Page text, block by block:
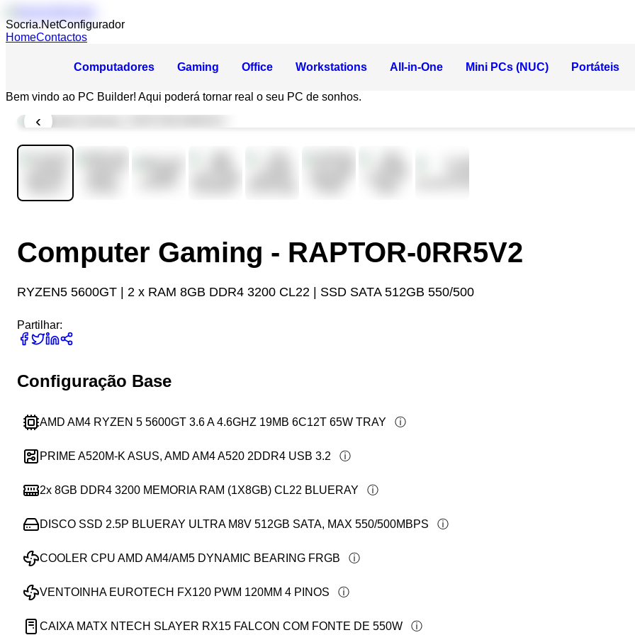
Socria.NetConfigurador
HomeContactos
Computadores Gaming Office Workstations All-in-One Mini PCs (NUC) Portáteis
Bem vindo ao PC Builder! Aqui poderá tornar real o seu PC de sonhos.
‹
Computer Gaming - RAPTOR-0RR5V2
RYZEN5 5600GT | 2 x RAM 8GB DDR4 3200 CL22 | SSD SATA 512GB 550/500
Partilhar:
Configuração Base
AMD AM4 RYZEN 5 5600GT 3.6 A 4.6GHZ 19MB 6C12T 65W TRAY
PRIME A520M-K ASUS, AMD AM4 A520 2DDR4 USB 3.2
2x 8GB DDR4 3200 MEMORIA RAM (1X8GB) CL22 BLUERAY
DISCO SSD 2.5P BLUERAY ULTRA M8V 512GB SATA, MAX 550/500MBPS
COOLER CPU AMD AM4/AM5 DYNAMIC BEARING FRGB
VENTOINHA EUROTECH FX120 PWM 120MM 4 PINOS
CAIXA MATX NTECH SLAYER RX15 FALCON COM FONTE DE 550W